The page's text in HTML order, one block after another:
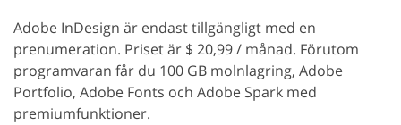
Adobe InDesign är endast tillgängligt med en
prenumeration. Priset är $ 20,99 / månad. Förutom
programvaran får du 100 GB molnlagring, Adobe
Portfolio, Adobe Fonts och Adobe Spark med
premiumfunktioner.